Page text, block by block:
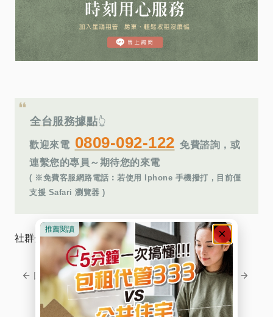
全台服務據點👆
歡迎來電 0809-092-122 免費諮詢，或
連繫您的專員～期待您的來電
( ※免費客服網路電話︰若使用 Iphone 手機撥打，目前僅
支援 Safari 瀏覽器 )
社群分享
回上一頁 回下一頁